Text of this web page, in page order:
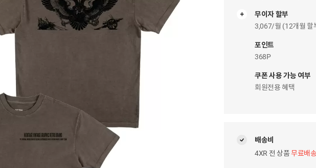
무
무이자 할부
3,067/월 (12개월 할
포인트
368P
쿠폰 사용 가능 여부
회원전용 혜택
배송비
4XR 전 상품무료배송